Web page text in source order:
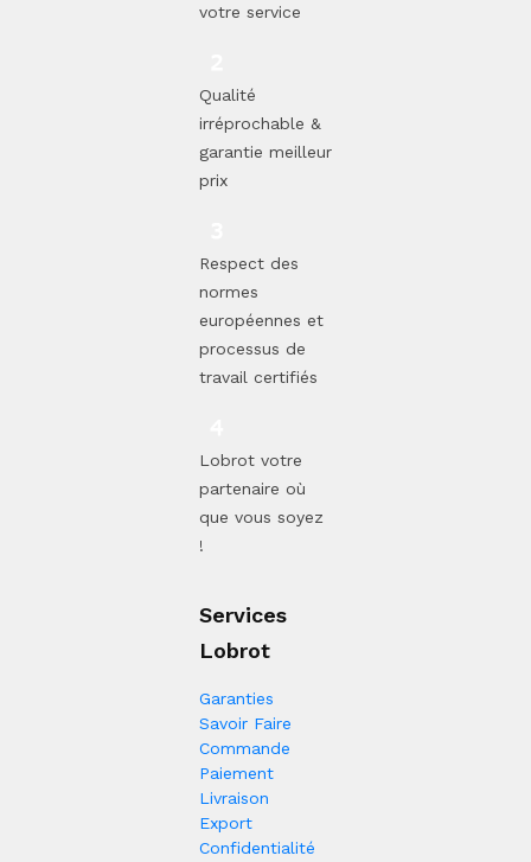
votre service
Qualité
irréprochable &
garantie meilleur
prix
Respect des
normes
européennes et
processus de
travail certifiés
Lobrot votre
partenaire où
que vous soyez
!
Services
Lobrot
Garanties
Savoir Faire
Commande
Paiement
Livraison
Export
Confidentialité